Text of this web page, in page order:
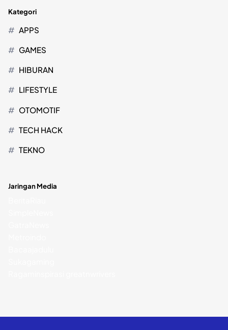
Kategori
APPS
GAMES
HIBURAN
LIFESTYLE
OTOMOTIF
TECH HACK
TEKNO
Jaringan Media